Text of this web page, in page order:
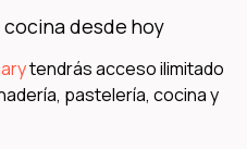
desde hoy
tendrás acceso ilimitado
pastelería, cocina y